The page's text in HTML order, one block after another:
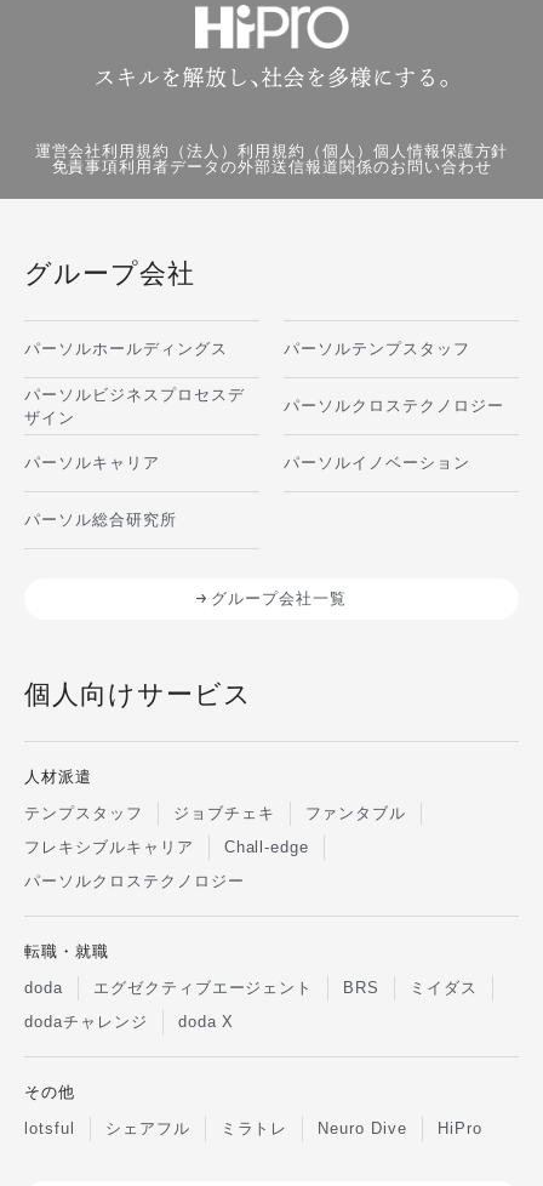
運営会社利用規約（法人）利用規約（個人） 個人情報保護方針
免責事項利用者データの外部送信報道関係のお問い合わせ
グループ会社
パーソルホールディングス パーソルテンプスタッフ
パーソルビジネスプロセスデ
ザイン
パーソルクロステクノロジー
パーソルキャリア パーソルイノベーション
パーソル総合研究所
グループ会社一覧
個人向けサービス
人材派遣
テンプスタッフ
ジョブチェキ
ファンタブル
フレキシブルキャリア
Chall-edge
パーソルクロステクノロジー
転職・就職
doda
エグゼクティブエージェント BRS
ミイダス
dodaチャレンジ
doda X
その他
lotsful
シェアフル ミラトレ Neuro Dive HiPro